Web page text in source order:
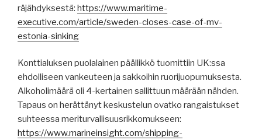
räjähdyksestä: https://www.maritime-
executive.com/article/sweden-closes-case-of-mv-
estonia-sinking
Konttialuksen puolalainen päällikkö tuomittiin UK:ssa
ehdolliseen vankeuteen ja sakkoihin ruorijuopumuksesta.
Alkoholimäärä oli 4-kertainen sallittuun määrään nähden.
Tapaus on herättänyt keskustelun ovatko rangaistukset
suhteessa meriturvallisuusrikkomukseen:
https://www.marineinsight.com/shipping-